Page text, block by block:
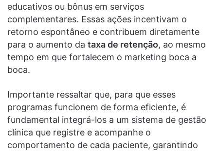
educativos ou bônus em serviços
complementares. Essas ações incentivam o
retorno espontâneo e contribuem diretamente
para o aumento da taxa de retenção, ao mesmo
tempo em que fortalecem o marketing boca a
boca.
Importante ressaltar que, para que esses
programas funcionem de forma eficiente, é
fundamental integrá-los a um sistema de gestão
clínica que registre e acompanhe o
comportamento de cada paciente, garantindo